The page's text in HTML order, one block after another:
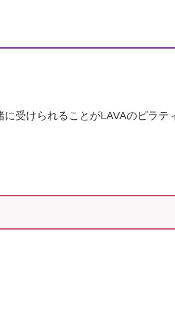
受けられることがLAVAのピラテ